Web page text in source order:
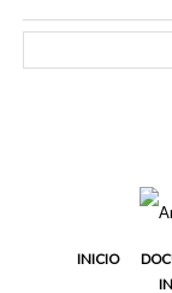
INICIO